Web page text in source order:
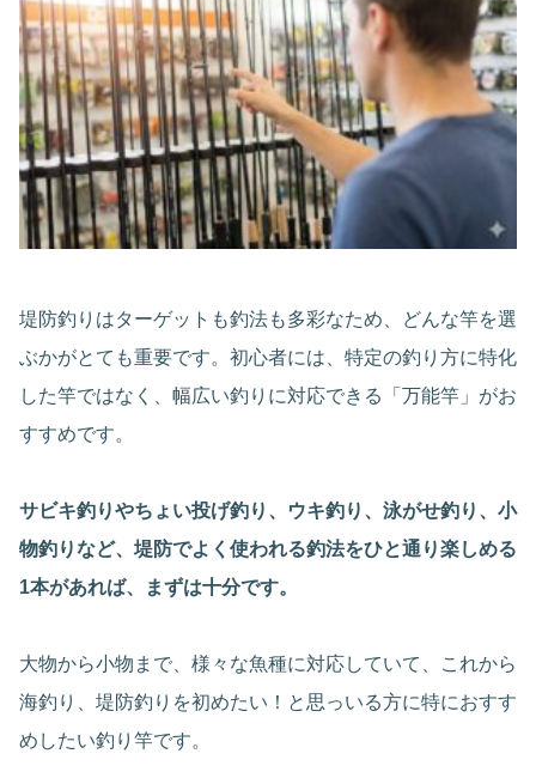
堤防釣りはターゲットも釣法も多彩なため、どんな竿を選
ぶかがとても重要です。初心者には、特定の釣り方に特化
した竿ではなく、幅広い釣りに対応できる「万能竿」がお
すすめです。
サビキ釣りやちょい投げ釣り、ウキ釣り、泳がせ釣り、小
物釣りなど、堤防でよく使われる釣法をひと通り楽しめる
1本があれば、まずは十分です。
大物から小物まで、様々な魚種に対応していて、これから
海釣り、堤防釣りを初めたい！と思っいる方に特におすす
めしたい釣り竿です。